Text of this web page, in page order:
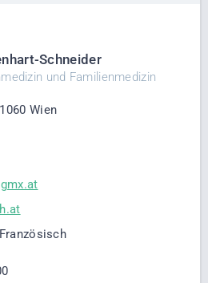
Schneider
und Familienmedizin
Wien